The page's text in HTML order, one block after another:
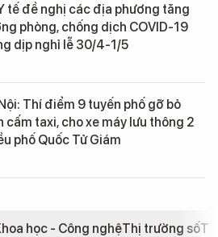
tế đề nghị các địa phương tăng
phòng, chống dịch COVID-19
dịp nghỉ lễ 30/4-1/5
Thí điểm 9 tuyến phố gỡ bỏ
cấm taxi, cho xe máy lưu thông 2
phố Quốc Tử Giám
học - Công nghệThị trường số